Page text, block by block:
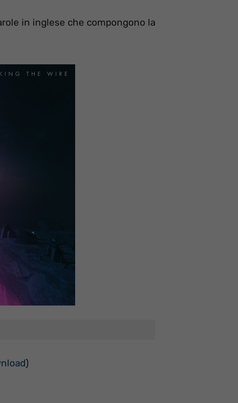
in inglese che compongono la
)